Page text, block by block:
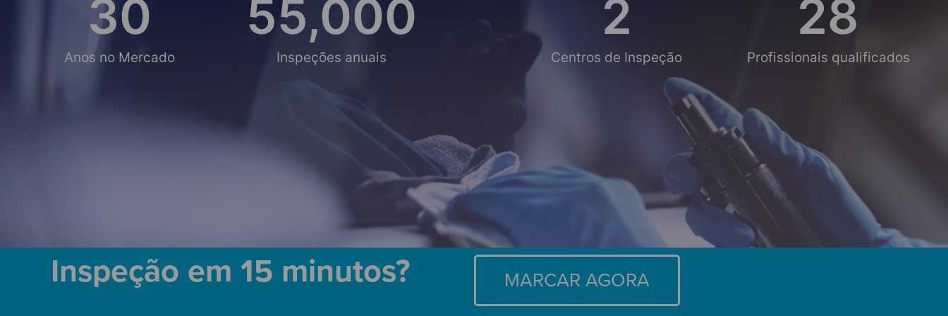
Anos no Mercado
30
Inspeções anuais
55,000
Centros de Inspeção
2
Profissionais qualificados
28
Inspeção em 15 minutos? MARCAR AGORA